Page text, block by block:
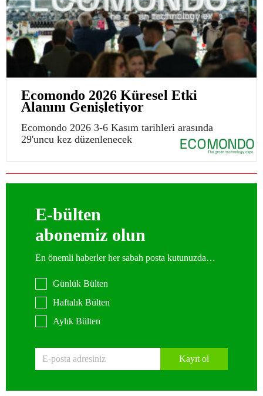
Ecomondo 2026 Küresel Etki
Alanını Genişletiyor
Ecomondo 2026 3-6 Kasım tarihleri arasında
29'uncu kez düzenlenecek
E-bülten
abonemiz olun
En önemli haberler her sabah posta kutunuzda…
Günlük Bülten
Haftalık Bülten
Aylık Bülten
Kayıt ol